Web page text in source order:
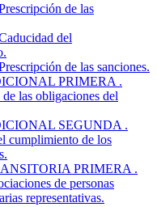
de las
del
de las sanciones.
PRIMERA .
las obligaciones del
SEGUNDA .
cumplimiento de los
PRIMERA .
de personas
representativas.